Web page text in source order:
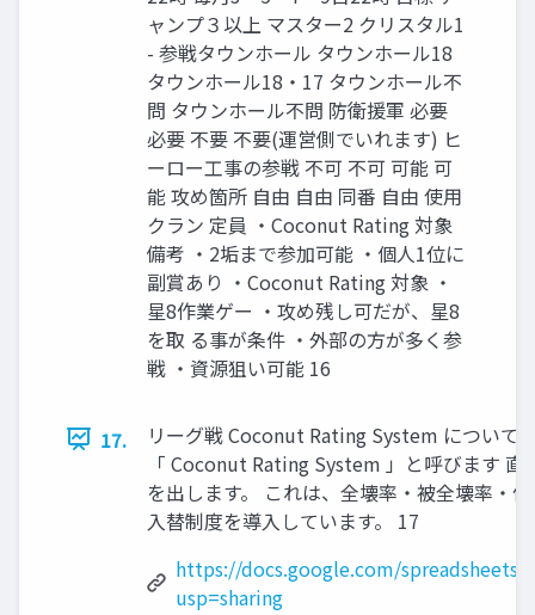
ャンプ３以上 マスター2 クリスタル1
- 参戦タウンホール タウンホール18
タウンホール18・17 タウンホール不
問 タウンホール不問 防衛援軍 必要
必要 不要 不要(運営側でいれます) ヒ
ーロー工事の参戦 不可 不可 可能 可
能 攻め箇所 自由 自由 同番 自由 使用
クラン 定員 ・Coconut Rating 対象
備考 ・2垢まで参加可能 ・個人1位に
副賞あり ・Coconut Rating 対象 ・
星8作業ゲー ・攻め残し可だが、星8
を取 る事が条件 ・外部の方が多く参
戦 ・資源狙い可能 16
17.
リーグ戦 Coconut Rating System について
「 Coconut Rating System 」と呼びます
を出します。 これは、全壊率・被全壊率・
入替制度を導入しています。 17
https://docs.google.com/spreadsheets/
usp=sharing